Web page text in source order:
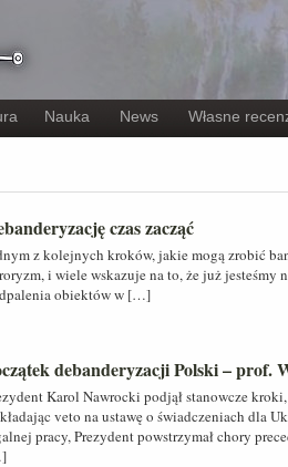
Nauka News Własne
czas zacząć
z kolejnych kroków, jakie mogą zrobić
i wiele wskazuje na to, że już jesteśmy
obiektów w […]
debanderyzacji Polski – prof.
Karol Nawrocki podjął stanowcze
veto na ustawę o świadczeniach dla
pracy, Prezydent powstrzymał chory